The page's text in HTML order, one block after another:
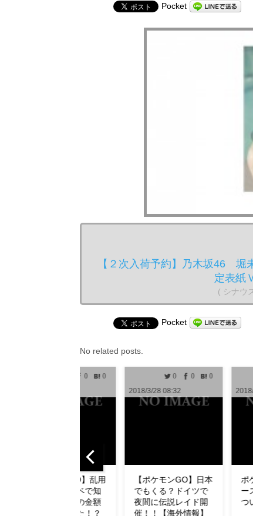
Pocket
【２次入荷予約】乃木坂46
定表紙
( シナウ
Pocket
No related posts.
0 0
2018/3/30 10:00
ポケモンGO攻略ニュ
ースより無断転用に
ついてお知らせ
0 0
【ポケモンGO】日本
でもくる？ドイツで
夜間に伝説レイド開
催！！【海外情報】